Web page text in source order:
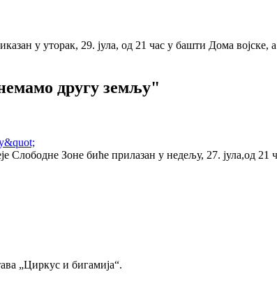
у уторак, 29. јула, од 21 час у башти Дома
другу земљу"
Зоне биће прилазан у недељу, 27. јула,од 21
„Циркус и бигамија“.